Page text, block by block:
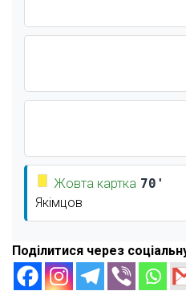
Жовта картка 70'
Якімцов
Поділитися через